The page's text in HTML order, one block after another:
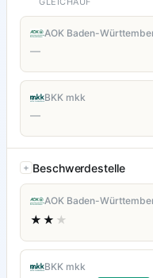
AOK Baden-
—
BKK mkk
—
Beschwerdestelle
AOK Baden-
★★ ★
BKK mkk